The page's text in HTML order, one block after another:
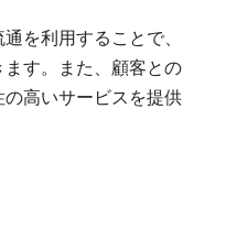
を利用することで、
す。また、顧客との
高いサービスを提供